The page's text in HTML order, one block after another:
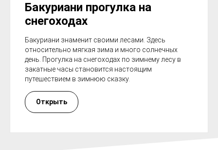
Бакуриани прогулка на
снегоходах
Бакуриани знаменит своими лесами. Здесь
относительно мягкая зима и много солнечных
день. Прогулка на снегоходах по зимнему лесу в
закатные часы становится настоящим
путешествием в зимнюю сказку.
Открыть